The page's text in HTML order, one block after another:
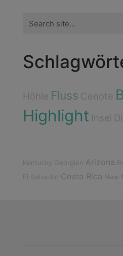
for:
Höhle Fluss Cenote
Highlight Insel
Kentucky Georgien Arizona
El Salvador Costa Rica New